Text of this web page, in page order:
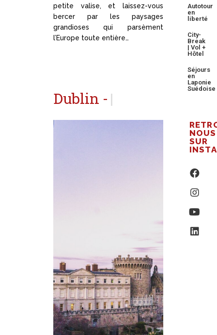
petite valise, et laissez-vous
bercer par les paysages
grandioses qui parsèment
l’Europe toute entière…
Dublin - Irlande
Autotour
en
liberté
City-
Break
| Vol +
Hôtel
Séjours
en
Laponie
Suédoise
NOUS
SUR